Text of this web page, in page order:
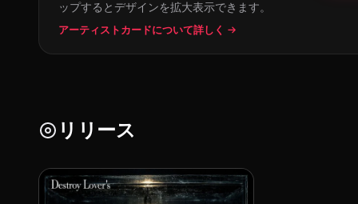
ップするとデザインを拡大表示できます。
アーティストカードについて詳しく →
リリース